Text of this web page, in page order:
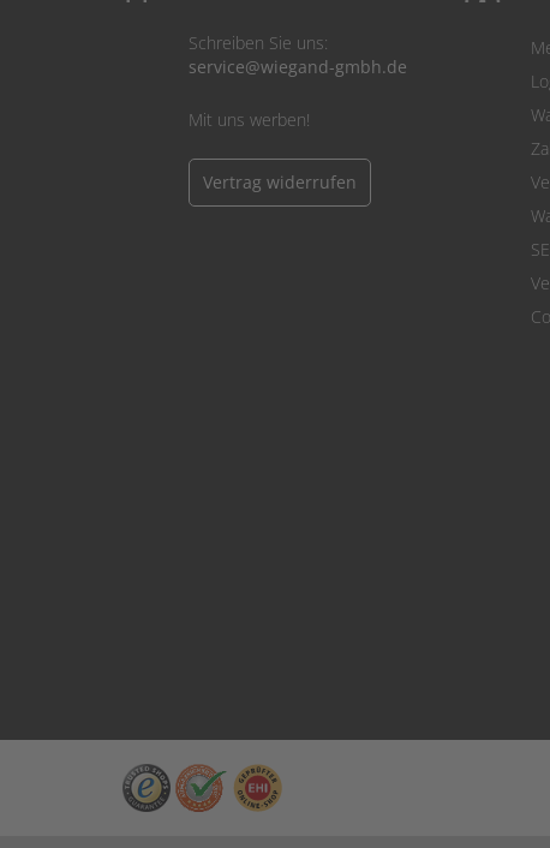
Schreiben Sie uns:
service@wiegand-gmbh.de
Mit uns werben!
Vertrag widerrufen